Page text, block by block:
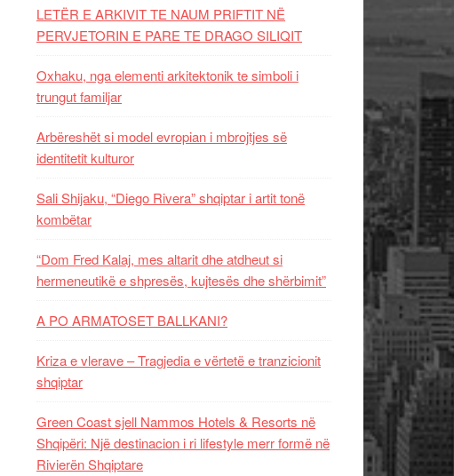
LETËR E ARKIVIT TE NAUM PRIFTIT NË
PERVJETORIN E PARE TE DRAGO SILIQIT
Oxhaku, nga elementi arkitektonik te simboli i
trungut familjar
Arbëreshët si model evropian i mbrojtjes së
identitetit kulturor
Sali Shijaku, “Diego Rivera” shqiptar i artit tonë
kombëtar
“Dom Fred Kalaj, mes altarit dhe atdheut si
hermeneutikë e shpresës, kujtesës dhe shërbimit”
A PO ARMATOSET BALLKANI?
Kriza e vlerave – Tragjedia e vërtetë e tranzicionit
shqiptar
Green Coast sjell Nammos Hotels & Resorts në
Shqipëri: Një destinacion i ri lifestyle merr formë në
Rivierën Shqiptare